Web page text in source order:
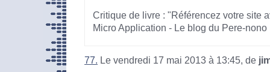
Critique de livre : "Référencez votre site
Micro Application - Le blog du Pere-nono
77. Le vendredi 17 mai 2013 à 13:45, de